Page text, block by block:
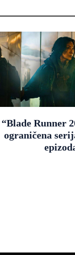
“Blade Runner
ograničena